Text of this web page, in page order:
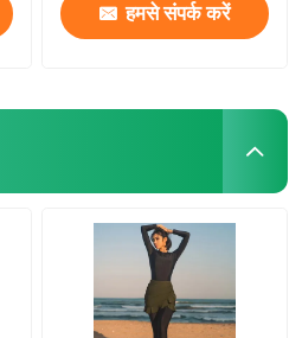
हमसे संपर्क करें